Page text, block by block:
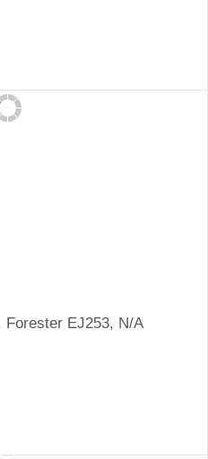
Forester EJ253, N/A